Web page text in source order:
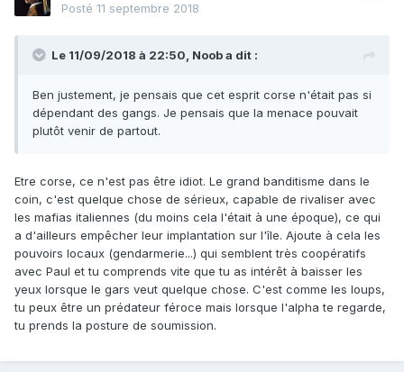
Posté 11 septembre 2018
Le 11/09/2018 à 22:50, Nooba dit :
Ben justement, je pensais que cet esprit corse n'était pas si
dépendant des gangs. Je pensais que la menace pouvait
plutôt venir de partout.
Etre corse, ce n'est pas être idiot. Le grand banditisme dans le
coin, c'est quelque chose de sérieux, capable de rivaliser avec
les mafias italiennes (du moins cela l'était à une époque), ce qui
a d'ailleurs empêcher leur implantation sur l'île. Ajoute à cela les
pouvoirs locaux (gendarmerie...) qui semblent très coopératifs
avec Paul et tu comprends vite que tu as intérêt à baisser les
yeux lorsque le gars veut quelque chose. C'est comme les loups,
tu peux être un prédateur féroce mais lorsque l'alpha te regarde,
tu prends la posture de soumission.